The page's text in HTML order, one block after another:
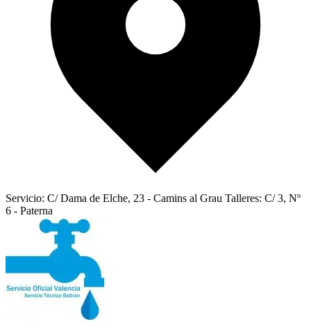
Servicio: C/ Dama de Elche, 23 - Camins al Grau Talleres: C/ 3, Nº
6 - Paterna